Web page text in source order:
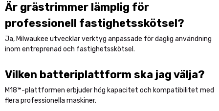
Är grästrimmer lämplig för
professionell fastighetsskötsel?
Ja, Milwaukee utvecklar verktyg anpassade för daglig användning
inom entreprenad och fastighetsskötsel.
Vilken batteriplattform ska jag välja?
M18™-plattformen erbjuder hög kapacitet och kompatibilitet med
flera professionella maskiner.